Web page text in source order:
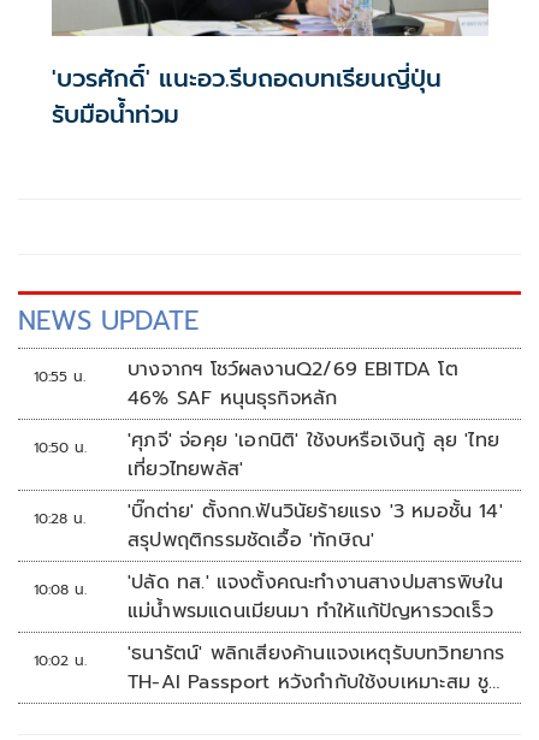
'บวรศักดิ์' แนะอว.รีบถอดบทเรียนญี่ปุ่น
รับมือน้ำท่วม
NEWS UPDATE
10:55 น.
บางจากฯ โชว์ผลงานQ2/69 EBITDA โต
46% SAF หนุนธุรกิจหลัก
10:50 น.
'ศุภจี' จ่อคุย 'เอกนิติ' ใช้งบหรือเงินกู้ ลุย 'ไทย
เที่ยวไทยพลัส'
10:28 น.
'บิ๊กต่าย' ตั้งกก.ฟันวินัยร้ายแรง '3 หมอชั้น 14'
สรุปพฤติกรรมชัดเอื้อ 'ทักษิณ'
10:08 น.
'ปลัด ทส.' แจงตั้งคณะทำงานสางปมสารพิษใน
แม่น้ำพรมแดนเมียนมา ทำให้แก้ปัญหารวดเร็ว
10:02 น.
'ธนารัตน์' พลิกเสียงค้านแจงเหตุรับบทวิทยากร
TH-AI Passport หวังกำกับใช้งบเหมาะสม ชู
จุดเด่นคนไทยได้ใช้ AI ระดับโปร ลดเหลื่อมล้ำ